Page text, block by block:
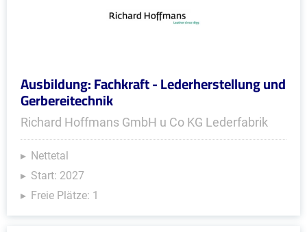
Ausbildung: Fachkraft - Lederherstellung und
Gerbereitechnik
Richard Hoffmans GmbH u Co KG Lederfabrik
Nettetal
Start: 2027
Freie Plätze: 1